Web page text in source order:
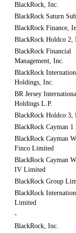
BlackRock, Inc.
BlackRock Saturn
BlackRock Finance,
BlackRock Holdco 2,
BlackRock Financial
Management, Inc.
BlackRock
Holdings, Inc.
BR Jersey
Holdings L.P.
BlackRock Holdco 3,
BlackRock Cayman 1
BlackRock Cayman
Finco Limited
BlackRock Cayman
IV Limited
BlackRock Group
BlackRock
Limited
-
BlackRock, Inc.